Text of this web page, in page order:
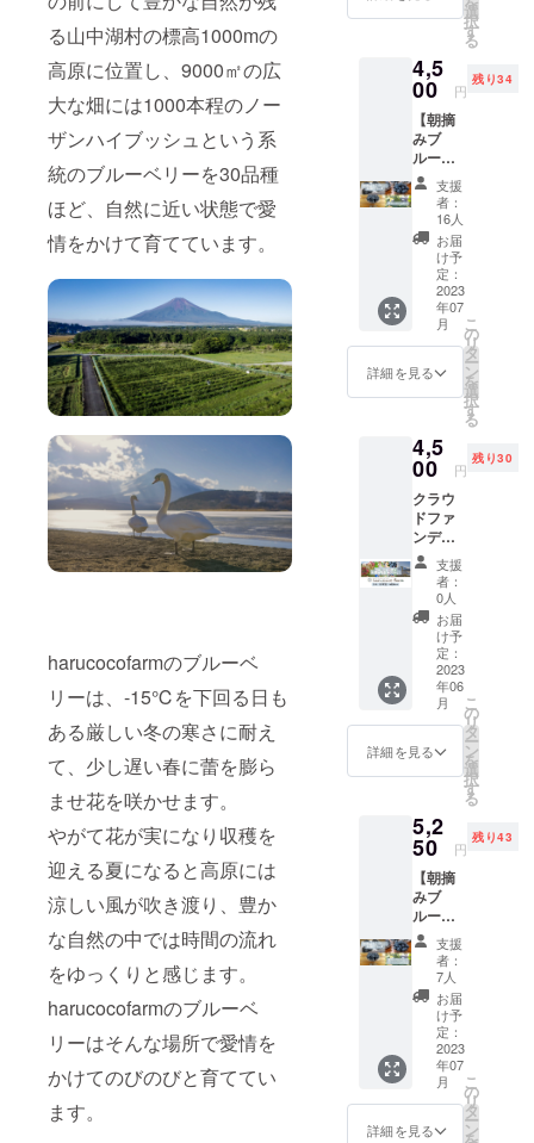
る山中湖村の標高1000mの
高原に位置し、9000㎡の広
大な畑には1000本程のノー
ザンハイブッシュという系
統のブルーベリーを30品種
ほど、自然に近い状態で愛
情をかけて育てています。
harucocofarmのブルーベ
リーは、-15℃を下回る日も
ある厳しい冬の寒さに耐え
て、少し遅い春に蕾を膨ら
ませ花を咲かせます。
やがて花が実になり収穫を
迎える夏になると高原には
涼しい風が吹き渡り、豊か
な自然の中では時間の流れ
をゆっくりと感じます。
harucocofarmのブルーベ
リーはそんな場所で愛情を
かけてのびのびと育ててい
ます。
ます。
にホー
約サイ
トか
メール
か電話
のいず
れかか
ら、ご
予約を
お願い
しま
す。 ※
チケッ
トのご
利用は1
枚につ
人様１
回のみ
は2023/
～8/下
旬のブ
ルーベ
リー狩
りシー
ズンの
営業終
了まで
となり
ます。
※チケッ
トのご
利用に
ついて
は事前
にホー
ムペー
メール
か電話
れかか
ら、ご
予約を
お願い
しま
す。 ※
チケッ
トのご
利用は1
枚につ
きお一
人様１
となり
ます。
ベリー
をたっ
使って
作っ
た、濃
厚な味
わいの
ジャム
とソー
スをお
届けし
ます。
ジャム
はブ
ルーベ
リーの
濃厚な
風味を
味わえ
ぷり使
用し
て、甜
菜糖で
低糖度
に仕上
げてあ
りま
す。
ソース
は酸味
の少な
い品種
を使用
し粒が
残るサ
ラッと
す、料
理にも
お使い
いただ
けると
思いま
す。 ブ
ルーベ
リー
ジャム
190gと
ブルー
ベリー
ソース
190g入
料込み
選
択
す
る
4,5
00 円
残り34
【朝摘
みブ
ルーベ
リーお
届け
コー
ス】
haruco
cofarm
にご来
園でき
ない支
援者様
に当農
園自慢
の朝摘
ルーベ
リーを
クール
便でお
届けい
たしま
す。 朝
摘みブ
ルーベ
リー4
パック
入り
送料込
ルーベ
リー
125g入
メール
品名：
生ブ
ルーベ
リー 内
容量：
125g 冷
蔵庫に
入れて
保存の
上お早
めにお
召し上
がりく
ださ
い。 ※
発送は
支援
者：
16人
お届
け予
定：
2023
年07
月
詳細を見る
こ
の
リ
タ
ー
ン
を
選
択
す
る
4,5
00 円
残り30
クラウ
ドファ
ンディ
ング限
定 【ブ
ルーベ
リー狩
り早割
チケッ
ト 小
人（小
学生）4
枚セッ
ト
6,000→
4,500】
（小学
生）4名
様分の
チケッ
トのお
届けで
す。 ブ
ルーベ
リー食
べ放題
+収穫体
験コー
ス（収
穫体験
して摘
み取り
お持ち
支援
者：
0人
お届
け予
定：
2023
年06
月
詳細を見る
こ
の
リ
タ
ー
ン
を
選
択
す
る
5,2
50 円
残り43
【朝摘
みブ
ルーベ
リーと
ジャム
とソー
スの
セット
お届け
コー
ス】
haruco
cofarm
にご来
支援
者：
7人
お届
け予
定：
2023
年07
月
詳細を見る
こ
の
リ
タ
ー
ン